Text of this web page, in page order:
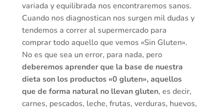
variada y equilibrada nos encontraremos sanos.
Cuando nos diagnostican nos surgen mil dudas y
tendemos a correr al supermercado para
comprar todo aquello que vemos «Sin Gluten».
No es que sea un error, para nada, pero
deberemos aprender que la base de nuestra
dieta son los productos «0 gluten», aquellos
que de forma natural no llevan gluten, es decir,
carnes, pescados, leche, frutas, verduras, huevos,